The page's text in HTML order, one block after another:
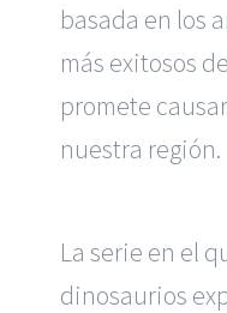
basada en los
más exitosos
promete
nuestra región.
La serie en el
dinosaurios